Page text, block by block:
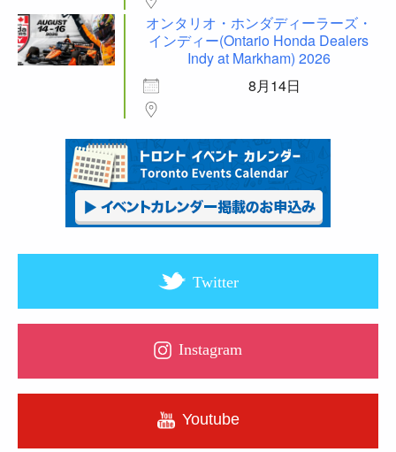
オンタリオ・ホンダディーラーズ・
インディー(Ontario Honda Dealers
Indy at Markham) 2026
8月14日
Twitter
Instagram
Youtube